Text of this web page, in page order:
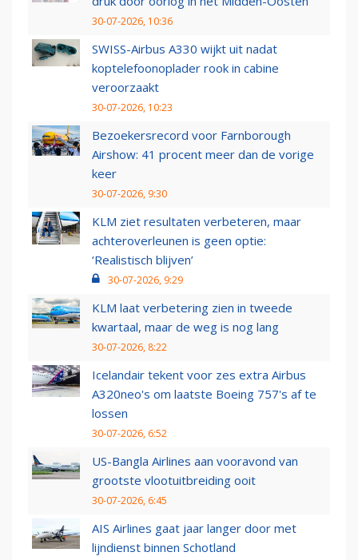
30-07-2026, 10:36
SWISS-Airbus A330 wijkt uit nadat
koptelefoonoplader rook in cabine
veroorzaakt
30-07-2026, 10:23
Bezoekersrecord voor Farnborough
Airshow: 41 procent meer dan de vorige
keer
30-07-2026, 9:30
KLM ziet resultaten verbeteren, maar
achteroverleunen is geen optie:
‘Realistisch blijven’
30-07-2026, 9:29
KLM laat verbetering zien in tweede
kwartaal, maar de weg is nog lang
30-07-2026, 8:22
Icelandair tekent voor zes extra Airbus
A320neo's om laatste Boeing 757's af te
lossen
30-07-2026, 6:52
US-Bangla Airlines aan vooravond van
grootste vlootuitbreiding ooit
30-07-2026, 6:45
AIS Airlines gaat jaar langer door met
lijndienst binnen Schotland